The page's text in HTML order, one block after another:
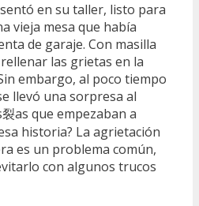
en su taller, listo para
vieja mesa que había
de garaje. Con masilla
las grietas en la
embargo, al poco tiempo
llevó una sorpresa al
as que empezaban a
historia? La agrietación
es un problema común,
con algunos trucos